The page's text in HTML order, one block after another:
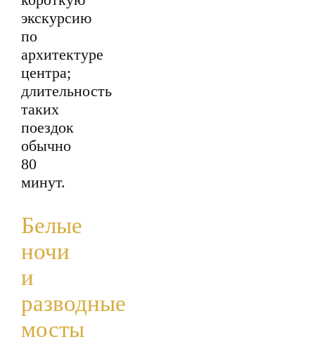
экскурсию
по
архитектуре
центра;
длительность
таких
поездок
обычно
80
минут.
Белые
ночи
и
разводные
мосты